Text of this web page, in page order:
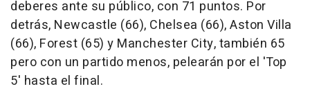
deberes ante su público, con 71 puntos. Por
detrás, Newcastle (66), Chelsea (66), Aston Villa
(66), Forest (65) y Manchester City, también 65
pero con un partido menos, pelearán por el 'Top
5' hasta el final.